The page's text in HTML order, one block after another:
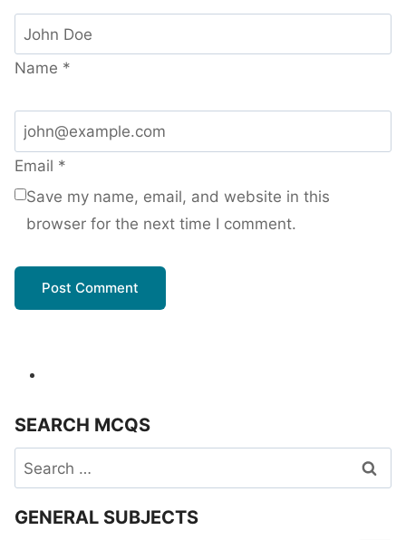
Name *
Email *
Save my name, email, and website in this
browser for the next time I comment.
SEARCH MCQS
Search
for:
GENERAL SUBJECTS